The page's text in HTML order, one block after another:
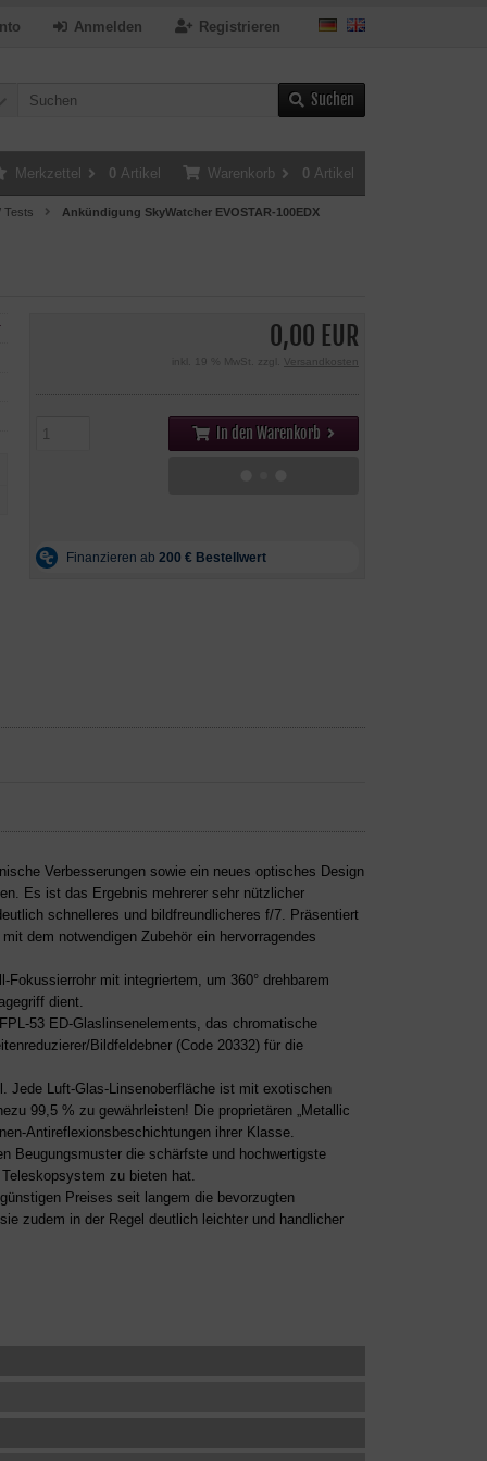
Registrieren
Anmelden
Suchen
Warenkorb 0 Artikel
Merkzettel 0 Artikel
Tests Ankündigung SkyWatcher EVOSTAR-100EDX
0,00 EUR
inkl. 19 % MwSt. zzgl. Versandkosten
In den Warenkorb
Verbesserungen sowie ein neues optisches Design
Es ist das Ergebnis mehrerer sehr nützlicher
schnelleres und bildfreundlicheres f/7. Präsentiert
dem notwendigen Zubehör ein hervorragendes
mit integriertem, um 360° drehbarem
dient.
53 ED-Glaslinsenelements, das chromatische
Bildfeldebner (Code 20332) für die
Jede Luft-Glas-Linsenoberfläche ist mit exotischen
99,5 % zu gewährleisten! Die proprietären „Metallic
Antireflexionsbeschichtungen ihrer Klasse.
Beugungsmuster die schärfste und hochwertigste
zu bieten hat.
Preises seit langem die bevorzugten
zudem in der Regel deutlich leichter und handlicher